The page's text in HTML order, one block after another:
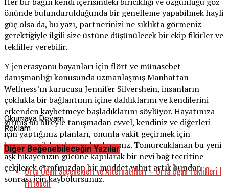
önünde bulundurulduğunda bir genelleme yapabilmek hayli
güç olsa da, bu yazı, partnerinizi ne sıklıkta görmeniz
gerektiğiyle ilgili size üstüne düşünülecek bir ekip fikirler ve
teklifler verebilir.
Y jenerasyonu bayanları için flört ve münasebet
danışmanlığı konusunda uzmanlaşmış Manhattan
Wellness’ın kurucusu Jennifer Silvershein, insanların
çoklukla bir bağlantının içine daldıklarını ve kendilerini
erkenden kaybetmeye başladıklarını söylüyor. Hayatınıza
girmiş bu bireyle tanışmadan evvel, kendiniz ve diğerleri
için yaptığınız planları, onunla vakit geçirmek için
hemencecik bırakmaya başlarsınız. Tomurcuklanan bu yeni
aşk hikayenizin gücüne kapılarak bir nevi bağ tecritine
çekilerek etrafınızdan bir müddet yahut artık bundan
sonrası için kaybolursunuz.
Okumaya Devam
Reklam
Diğer Beğenebileceğin Yazılar
Orta Öğün Seçenekleri ve Alternatifleri – Orta Öğün Teklifleri |
Fittouch